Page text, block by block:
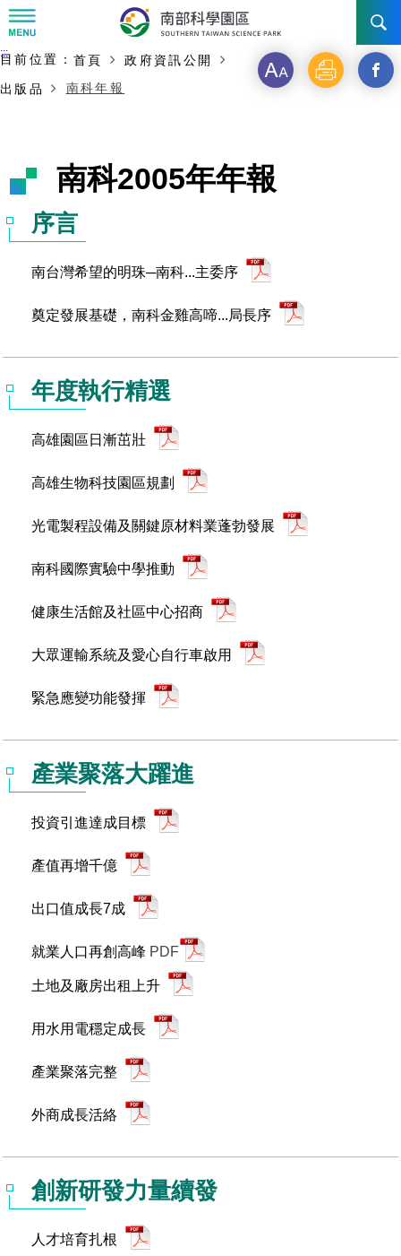
訊息公告
新聞資料專區
發展沿革
首長介紹
組織職掌
國家科學及技術委員會重大政策
工作職掌與聯絡管道
廉政反貪、防貪專區
公職人員及關係人補助交易身分關係公開專區
機關採購廉政平臺
獲獎記錄
檔案應用專區
檔案應用服務須知
檔案應用及宣導活動
檔案教育訓練及標竿學習
檔案管理局相關連結
WebMail(新)
認識園區
臺南園區
水電供應
園區土地廠房宿舍出租資訊
土地規劃
園區土地廠房宿舍出租資訊
污水處理廠
競爭優勢
水電供應
園區土地廠房宿舍出租資訊
污水處理廠
交通資訊
機構及廠商名錄
廠商名錄
園區公會資訊
研究機構
育成中心
文化藝術
公共藝術
考古遺址
南科新港堂
園區生活
生活服務
園區宿舍簡介
自行車道網
南科實中
人文景觀地圖
創新創業
南科AI_ROBOT自造基地
南科創業工坊
永續園區
企業社會責任
永續LOHAS綠色園區
生態資產
「沙崙生態科學園區生態保育協作平台」公開資訊
工商服務
申辦案件處理時限
投資業務
工商業務
通關業務
工安管理
環保管理
勞資管理
建築管理
營建管理
電子公文交換
場地借用
園區事業管理費
土地及廠房租賃
宿舍租金費用
污水費
廢棄物清除處理費
科學園區廠商服務網
園區課程及獎補助計畫
園區培訓課程
科學園區人才培育補助計畫
新興科技應用計畫
敦親睦鄰經費補助
園區參訪申請
性平專區
園區廠商採購資訊
主要內容開始
:::
目前位置： 首頁
政府資訊公開
出版品
南科年報
字 列 另
享
南科2005年年報
序言
南台灣希望的明珠─南科...主委序
奠定發展基礎，南科金雞高啼...局長序
年度執行精選
高雄園區日漸茁壯
高雄生物科技園區規劃
光電製程設備及關鍵原材料業蓬勃發展
南科國際實驗中學推動
健康生活館及社區中心招商
大眾運輸系統及愛心自行車啟用
緊急應變功能發揮
產業聚落大躍進
投資引進達成目標
產值再增千億
出口值成長7成
就業人口再創高峰 PDF
土地及廠房出租上升
用水用電穩定成長
產業聚落完整
外商成長活絡
創新研發力量續發
人才培育扎根